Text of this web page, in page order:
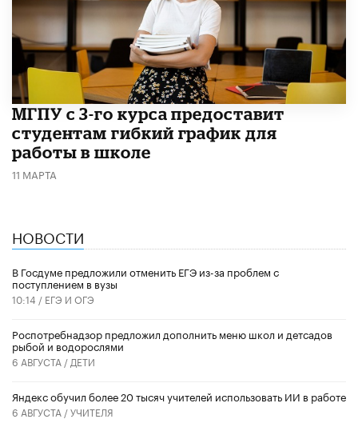
МГПУ с 3-го курса предоставит
студентам гибкий график для
работы в школе
11 МАРТА
НОВОСТИ
В Госдуме предложили отменить ЕГЭ из-за проблем с
поступлением в вузы
10:14 / ЕГЭ И ОГЭ
Роспотребнадзор предложил дополнить меню школ и детсадов
рыбой и водорослями
6 АВГУСТА / ДЕТИ
​Яндекс обучил более 20 тысяч учителей использовать ИИ в работе
6 АВГУСТА /УЧИТЕЛЯ